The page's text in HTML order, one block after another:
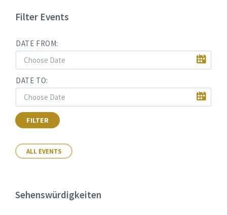
Filter Events
DATE FROM:
DATE TO:
FILTER
ALL EVENTS
Sehenswürdigkeiten